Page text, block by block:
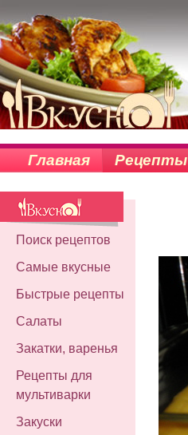
Главная Рецепты
Поиск рецептов
Самые вкусные
Быстрые рецепты
Салаты
Закатки, варенья
Рецепты для
мультиварки
Закуски